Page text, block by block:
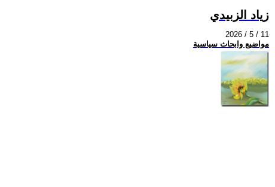
زياد الزبيدي
2026 / 5 / 11
مواضيع وابحاث سياسية